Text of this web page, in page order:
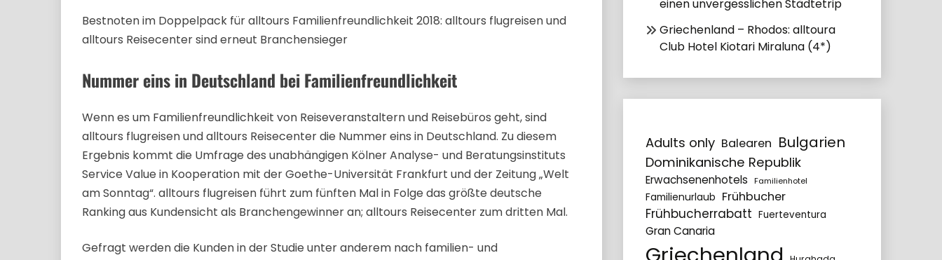
Bestnoten im Doppelpack für alltours Familienfreundlichkeit 2018: alltours flugreisen und
alltours Reisecenter sind erneut Branchensieger
Nummer eins in Deutschland bei Familienfreundlichkeit
Wenn es um Familienfreundlichkeit von Reiseveranstaltern und Reisebüros geht, sind
alltours flugreisen und alltours Reisecenter die Nummer eins in Deutschland. Zu diesem
Ergebnis kommt die Umfrage des unabhängigen Kölner Analyse- und Beratungsinstituts
Service Value in Kooperation mit der Goethe-Universität Frankfurt und der Zeitung „Welt
am Sonntag“. alltours flugreisen führt zum fünften Mal in Folge das größte deutsche
Ranking aus Kundensicht als Branchengewinner an; alltours Reisecenter zum dritten Mal.
Gefragt werden die Kunden in der Studie unter anderem nach familien- und
einen unvergesslichen Städtetrip
Griechenland – Rhodos: alltoura
Club Hotel Kiotari Miraluna (4*)
Adults only Balearen Bulgarien
Dominikanische Republik
Erwachsenenhotels Familienhotel
Familienurlaub Frühbucher
Frühbucherrabatt Fuerteventura
Gran Canaria